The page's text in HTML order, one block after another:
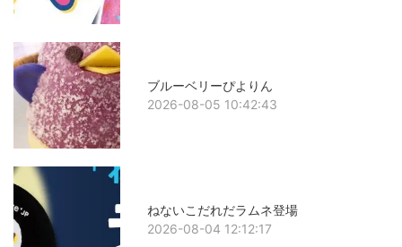
ブルーベリーぴよりん
2026-08-05 10:42:43
ねないこだれだラムネ登場
2026-08-04 12:12:17